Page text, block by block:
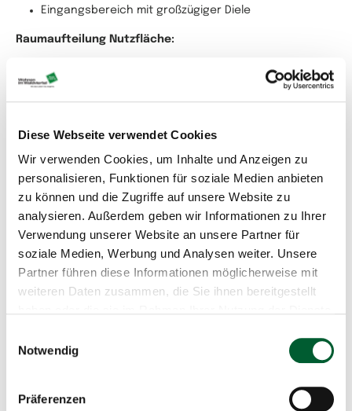
Diese Webseite verwendet Cookies
Wir verwenden Cookies, um Inhalte und Anzeigen zu
personalisieren, Funktionen für soziale Medien anbieten
zu können und die Zugriffe auf unsere Website zu
analysieren. Außerdem geben wir Informationen zu Ihrer
Verwendung unserer Website an unsere Partner für
soziale Medien, Werbung und Analysen weiter. Unsere
Partner führen diese Informationen möglicherweise mit
weiteren Daten zusammen, die Sie ihnen bereitgestellt
Notwendig
Präferenzen
Eingangsbereich mit großzügiger Diele
Raumaufteilung Nutzfläche:
Doppelgarage mit Hörmann Tor (5,5 x 2,5 m) und
elektrischem Antrieb
Lagerraum
ZUSATZINFORMATIONEN:
Technik:
Zentralheizung - Vaillant Luft-Wasser-Wärmepumpe
Kachelofen (von Küche beheizbar) ausgelegt auf
Küche, Wohn- und Esszimmer
Installationsvorbereitung für PV- oder Solaranlage
Abgehängte Decken